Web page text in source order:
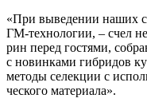
«При выве­де­нии наших
ГМ-тех­но­ло­гии, – счел
рин перед гостя­ми,
с новин­ка­ми гибри­дов
мето­ды селек­ции с
че­ско­го материала».